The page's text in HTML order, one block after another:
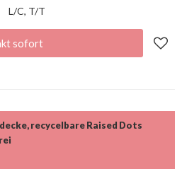
L/C, T/T
sofort
recycelbare Raised Dots